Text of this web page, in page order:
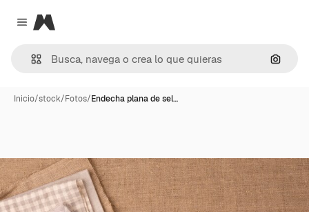
Close menu
Magnific
Inicio/stock/Fotos/Endecha plana de sel…